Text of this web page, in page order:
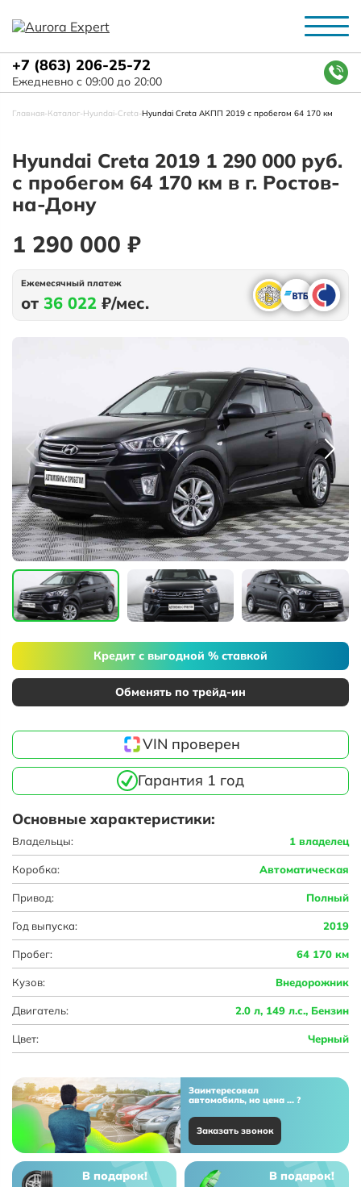
+7 (863) 206-25-72
Ежедневно с 09:00 до 20:00
Главная-Каталог-Hyundai-Creta-Hyundai Creta АКПП 2019 с пробегом 64 170 км
Hyundai Creta 2019 1 290 000 руб.
с пробегом 64 170 км в г. Ростов-
на-Дону
1 290 000 ₽
Ежемесячный платеж
от 36 022 ₽/мес.
Кредит с выгодной % ставкой
Обменять по трейд-ин
VIN проверен
Гарантия 1 год
Основные характеристики:
Владельцы: 1 владелец
Коробка: Автоматическая
Привод: Полный
Год выпуска: 2019
Пробег: 64 170 км
Кузов: Внедорожник
Двигатель: 2.0 л, 149 л.с., Бензин
Цвет: Черный
Заинтересовал
автомобиль, но цена ... ?
Заказать звонок
В подарок! В подарок!